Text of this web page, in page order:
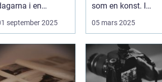
i en
människas liv. Det
&aum...
september 2025
som en konst. I
05 mars 2025